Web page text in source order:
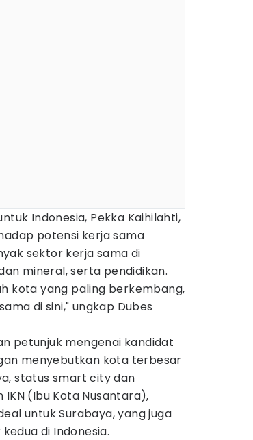
Indonesia, Pekka Kaihilahti,
potensi kerja sama
sektor kerja sama di
mineral, serta pendidikan.
kota yang paling berkembang,
di sini," ungkap Dubes
petunjuk mengenai kandidat
menyebutkan kota terbesar
status smart city dan
(Ibu Kota Nusantara),
untuk Surabaya, yang juga
di Indonesia.